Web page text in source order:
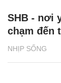
NHỊP SỐNG
SHB - nơi
chạm đến